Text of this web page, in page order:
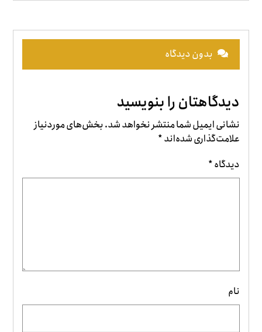
بدون دیدگاه
دیدگاهتان را بنویسید
نشانی ایمیل شما منتشر نخواهد شد.بخش‌های موردنیاز
علامت‌گذاری شده‌اند*
دیدگاه*
نام